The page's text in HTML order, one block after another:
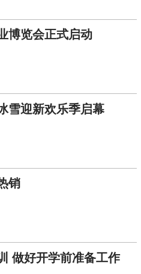
博览会正式启动
雪迎新欢乐季启幕
销
做好开学前准备工作